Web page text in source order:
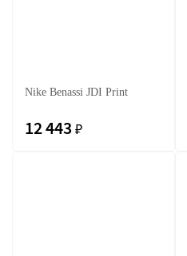
Nike Benassi JDI Print
12 443 ₽